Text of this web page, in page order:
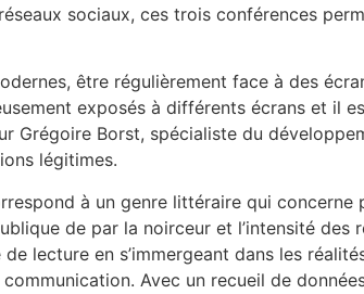
sociaux, ces trois conférences
être régulièrement face à des
exposés à différents écrans et il
Grégoire Borst, spécialiste du
légitimes.
à un genre littéraire qui concerne
de par la noirceur et l’intensité
lecture en s’immergeant dans les
communication. Avec un recueil de